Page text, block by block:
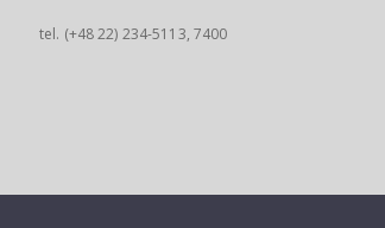
tel. (+48 22) 234-5113, 7400